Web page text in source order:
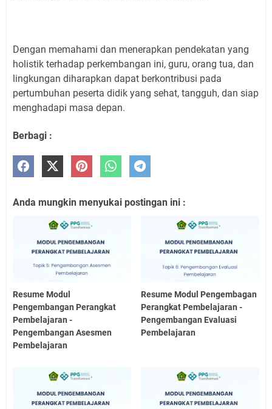
Dengan memahami dan menerapkan pendekatan yang
holistik terhadap perkembangan ini, guru, orang tua, dan
lingkungan diharapkan dapat berkontribusi pada
pertumbuhan peserta didik yang sehat, tangguh, dan siap
menghadapi masa depan.
Berbagi :
Anda mungkin menyukai postingan ini :
Resume Modul
Pengembangan Perangkat
Pembelajaran -
Pengembangan Asesmen
Pembelajaran
Resume Modul Pengembagan
Perangkat Pembelajaran -
Pengembangan Evaluasi
Pembelajaran